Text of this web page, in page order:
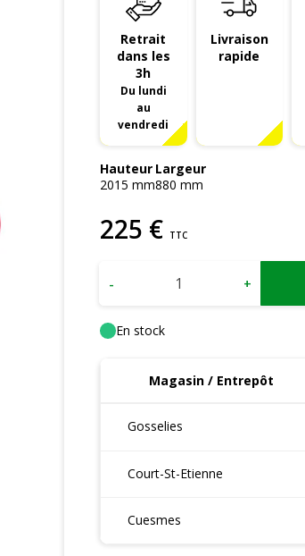
Retrait
dans les
3h
Du lundi
au
vendredi
Livraison
rapide
Hauteur
2015 mm
Largeur
880 mm
225 € TTC
- +
En stock
Magasin / Entrepôt
Gosselies
Court-St-Etienne
Cuesmes